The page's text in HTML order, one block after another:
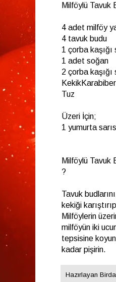
Milföylü Tavuk
4 adet milföy
4 tavuk budu
1 çorba kaşığı
1 adet soğan
2 çorba kaşığı
KekikKarabiber
Tuz
Üzeri İçin;
1 yumurta
Milföylü Tavuk
?
Tavuk
kekiği
Milföylerin
milföyün iki
tepsisine
kadar pişirin.
Hazırlayan